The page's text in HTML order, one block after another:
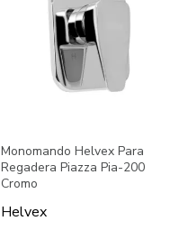
Monomando Helvex Para
Regadera Piazza Pia-200
Cromo
Helvex